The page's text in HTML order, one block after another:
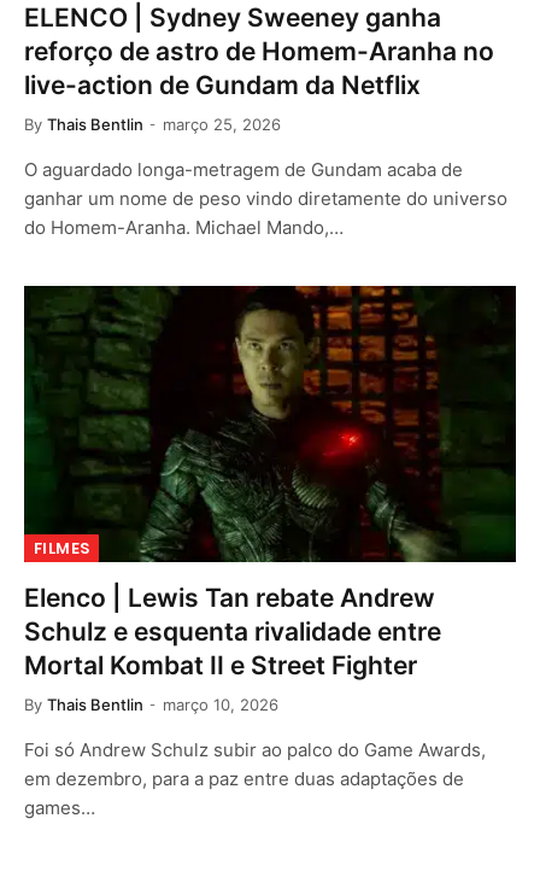
ELENCO | Sydney Sweeney ganha
reforço de astro de Homem-Aranha no
live-action de Gundam da Netflix
By Thais Bentlin março 25, 2026
O aguardado longa-metragem de Gundam acaba de
ganhar um nome de peso vindo diretamente do universo
do Homem-Aranha. Michael Mando,…
FILMES
Elenco | Lewis Tan rebate Andrew
Schulz e esquenta rivalidade entre
Mortal Kombat II e Street Fighter
By Thais Bentlin março 10, 2026
Foi só Andrew Schulz subir ao palco do Game Awards,
em dezembro, para a paz entre duas adaptações de
games…